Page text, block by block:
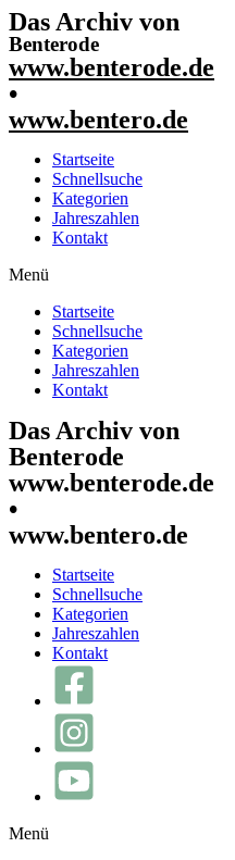
Das Archiv von
Benterode
www.benterode.de
•
www.bentero.de
Startseite
Schnellsuche
Kategorien
Jahreszahlen
Kontakt
Menü
Startseite
Schnellsuche
Kategorien
Jahreszahlen
Kontakt
Das Archiv von
Benterode
www.benterode.de
•
www.bentero.de
Startseite
Schnellsuche
Kategorien
Jahreszahlen
Kontakt
Menü